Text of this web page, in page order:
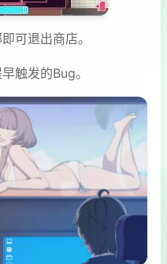
可退出商店。
触发的Bug。